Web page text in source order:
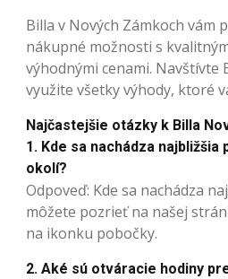
Billa v Nových Zámkoch vám
nákupné možnosti s
výhodnými cenami. Navštívte
využite všetky výhody, ktoré
Najčastejšie otázky k Billa
1. Kde sa nachádza najbližšia
okolí?
Odpoveď: Kde sa nachádza
môžete pozrieť na našej
na ikonku pobočky.
2. Aké sú otváracie hodiny